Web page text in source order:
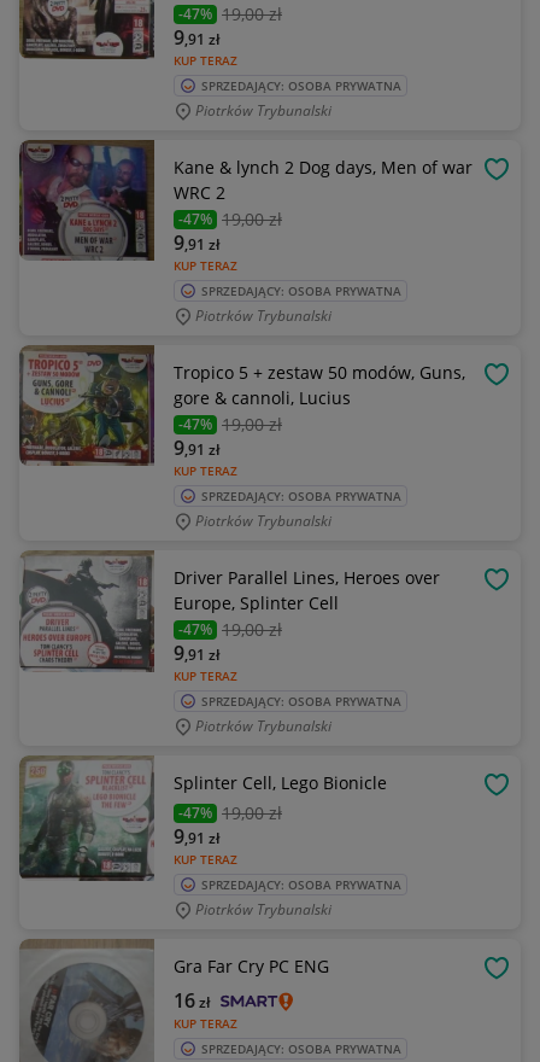
-47% 19,00 zł
KUP TERAZ
9,91 zł
SPRZEDAJĄCY: OSOBA PRYWATNA
Piotrków Trybunalski
Kane & lynch 2 Dog days, Men of war
WRC 2
-47% 19,00 zł
KUP TERAZ
9,91 zł
SPRZEDAJĄCY: OSOBA PRYWATNA
Piotrków Trybunalski
Tropico 5 + zestaw 50 modów, Guns,
gore & cannoli, Lucius
-47% 19,00 zł
KUP TERAZ
9,91 zł
SPRZEDAJĄCY: OSOBA PRYWATNA
Piotrków Trybunalski
Driver Parallel Lines, Heroes over
Europe, Splinter Cell
-47% 19,00 zł
KUP TERAZ
9,91 zł
SPRZEDAJĄCY: OSOBA PRYWATNA
Piotrków Trybunalski
Splinter Cell, Lego Bionicle
-47% 19,00 zł
KUP TERAZ
9,91 zł
SPRZEDAJĄCY: OSOBA PRYWATNA
Piotrków Trybunalski
Gra Far Cry PC ENG
KUP TERAZ
16zł
SPRZEDAJĄCY: OSOBA PRYWATNA